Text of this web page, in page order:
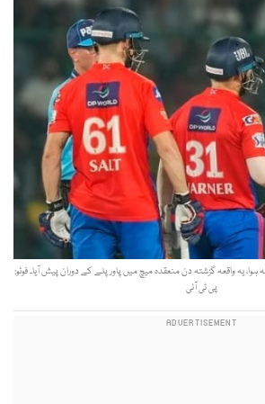
ہوا، یہ واقعہ گزشتہ دن منعقدہ میچ میں پاورپلے کے دوران پیش آیا۔ فوٹو:
پی ٹی آئی